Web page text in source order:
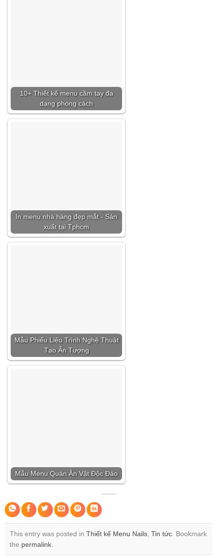
10+ Thiết kế menu cầm tay đa
dạng phong cách
In menu nhà hàng đẹp mắt - Sản
xuất tại Tphcm
Mẫu Phiếu Liệu Trình Nghệ Thuật
Tạo Ấn Tượng
Mẫu Menu Quán Ăn Vặt Độc Đáo
This entry was posted in Thiết kế Menu Nails, Tin tức. Bookmark
the permalink.